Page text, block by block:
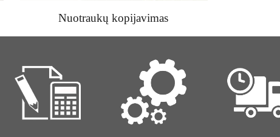
Nuotraukų kopijavimas